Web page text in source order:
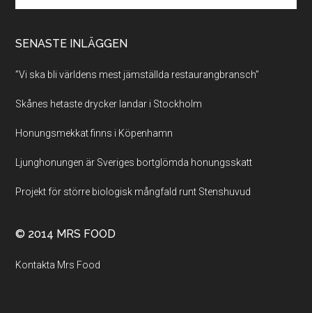
SENASTE INLÄGGEN
”Vi ska bli världens mest jämställda restaurangbransch”
Skånes hetaste drycker landar i Stockholm
Honungsmekkat finns i Köpenhamn
Ljunghonungen är Sveriges bortglömda honungsskatt
Projekt för större biologisk mångfald runt Stenshuvud
© 2014 MRS FOOD
Kontakta Mrs Food